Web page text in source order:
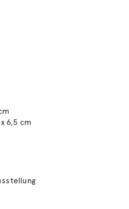
6,5 cm